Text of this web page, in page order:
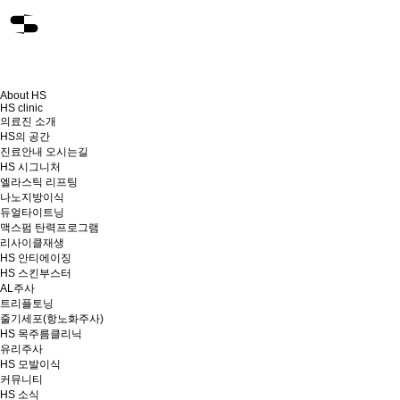
About HS
HS clinic
의료진 소개
HS의 공간
진료안내 오시는길
HS 시그니처
엘라스틱 리프팅
나노지방이식
듀얼타이트닝
맥스펌 탄력프로그램
리사이클재생
HS 안티에이징
HS 스킨부스터
AL주사
트리플토닝
줄기세포(항노화주사)
HS 목주름클리닉
유리주사
HS 모발이식
커뮤니티
HS 소식